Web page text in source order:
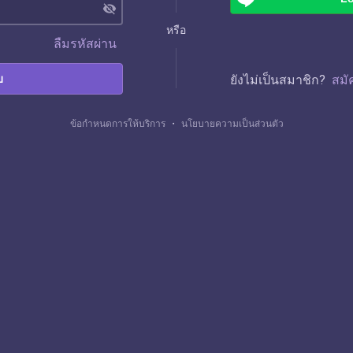
visibility_off
ลืมรหัสผ่าน
หรือ
ยังไม่เป็นสมาชิก? สมั
ข้อกำหนดการให้บริการ ・ นโยบายความเป็นส่วนตัว